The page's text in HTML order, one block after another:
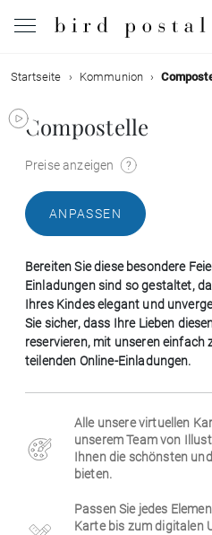
Hochzeit
Geburt
Kommunion
Trauer
Geburtstag
Firmen
Startseite Kommunion
Compostelle
Preise anzeigen
ANPASSEN
Bereiten Sie diese besondere
Einladungen sind so gestaltet,
Ihres Kindes elegant und
Sie sicher, dass Ihre Lieben
reservieren, mit unseren einfach
teilenden Online-Einladungen.
Alle unsere virtuellen
unserem Team von
Ihnen die schönsten
bieten.
Passen Sie jedes
Karte bis zum digitalen